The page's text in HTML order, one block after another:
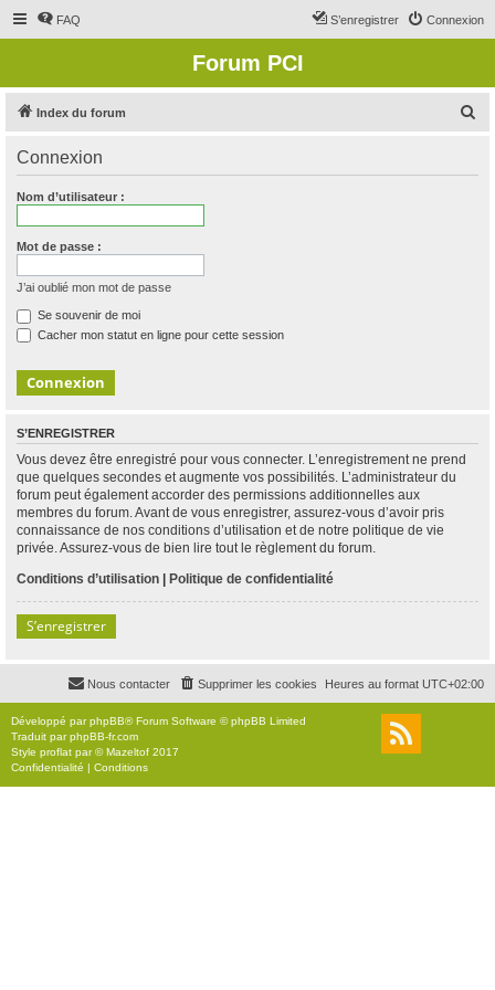
FAQ Connexion
S’enregistrer
Forum PCI
Index du forum
Connexion
Nom d’utilisateur :
Mot de passe :
J’ai oublié mon mot de passe
Se souvenir de moi
Cacher mon statut en ligne pour cette session
S’ENREGISTRER
Vous devez être enregistré pour vous connecter. L’enregistrement ne prend
que quelques secondes et augmente vos possibilités. L’administrateur du
forum peut également accorder des permissions additionnelles aux
membres du forum. Avant de vous enregistrer, assurez-vous d’avoir pris
connaissance de nos conditions d’utilisation et de notre politique de vie
privée. Assurez-vous de bien lire tout le règlement du forum.
Conditions d’utilisation | Politique de confidentialité
S’enregistrer
Heures au format UTC+02:00
Supprimer les cookies
Nous contacter
Développé parphpBB® Forum Software © phpBB Limited
Traduit parphpBB-fr.com
Style proflat par ©Mazeltof 2017
Confidentialité | Conditions